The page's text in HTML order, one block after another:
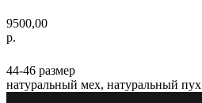
9500,00
р.
44-46 размер
натуральный мех, натуральный пух